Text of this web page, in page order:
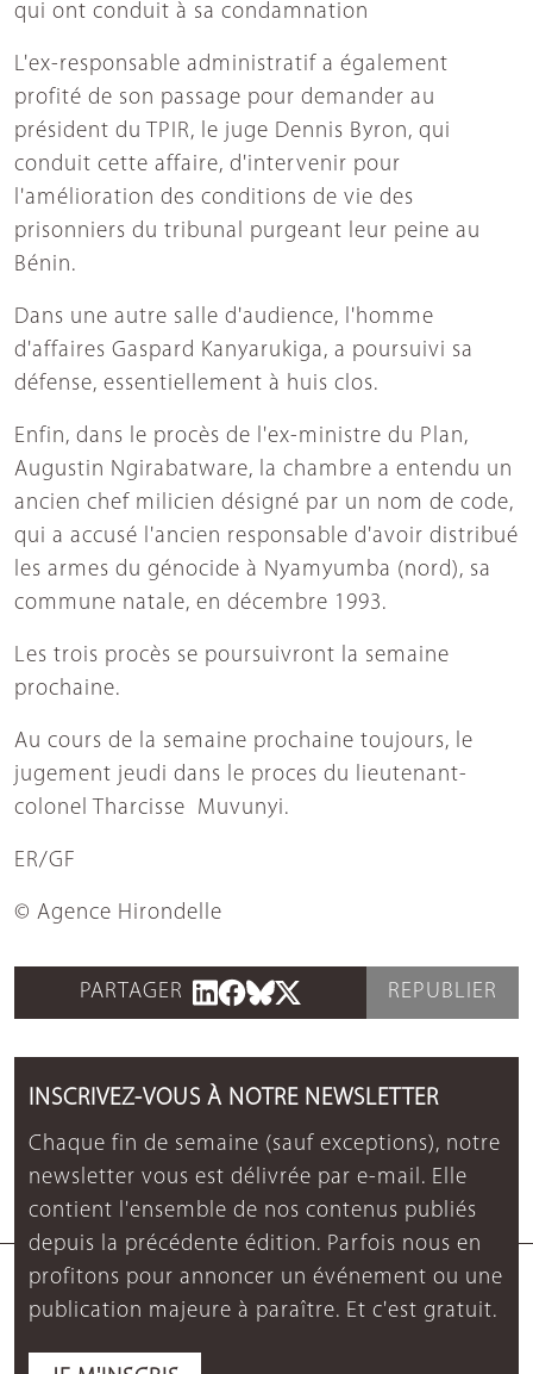
qui ont conduit à sa condamnation
L'ex-responsable administratif a également
profité de son passage pour demander au
président du TPIR, le juge Dennis Byron, qui
conduit cette affaire, d'intervenir pour
l'amélioration des conditions de vie des
prisonniers du tribunal purgeant leur peine au
Bénin.
Dans une autre salle d'audience, l'homme
d'affaires Gaspard Kanyarukiga, a poursuivi sa
défense, essentiellement à huis clos.
Enfin, dans le procès de l'ex-ministre du Plan,
Augustin Ngirabatware, la chambre a entendu un
ancien chef milicien désigné par un nom de code,
qui a accusé l'ancien responsable d'avoir distribué
les armes du génocide à Nyamyumba (nord), sa
commune natale, en décembre 1993.
Les trois procès se poursuivront la semaine
prochaine.
Au cours de la semaine prochaine toujours, le
jugement jeudi dans le proces du lieutenant-
colonel Tharcisse Muvunyi.
ER/GF
© Agence Hirondelle
PARTAGER REPUBLIER
INSCRIVEZ-VOUS À NOTRE NEWSLETTER
Chaque fin de semaine (sauf exceptions), notre
newsletter vous est délivrée par e-mail. Elle
contient l'ensemble de nos contenus publiés
depuis la précédente édition. Parfois nous en
profitons pour annoncer un événement ou une
publication majeure à paraître. Et c'est gratuit.